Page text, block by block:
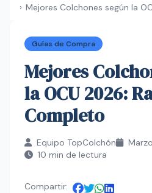
Mejores Colchones según la
Guías de Compra
Mejores
la OCU 2026:
Completo
Equipo TopColchón
10 min de lectura
Compartir: